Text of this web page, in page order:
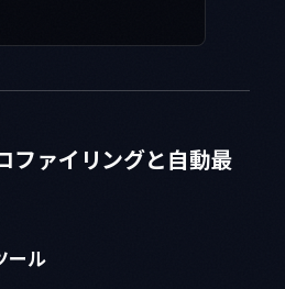
ファイリングと自動最
ール